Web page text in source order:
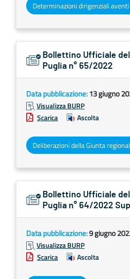
Bollettino Ufficiale
Puglia n° 65/2022
Data pubblicazione:13 giugno
Visualizza BURP
Scarica
Ascolta
Deliberazioni della Giunta
Bollettino Ufficiale
Puglia n° 64/2022
Data pubblicazione:9 giugno
Visualizza BURP
Scarica
Ascolta